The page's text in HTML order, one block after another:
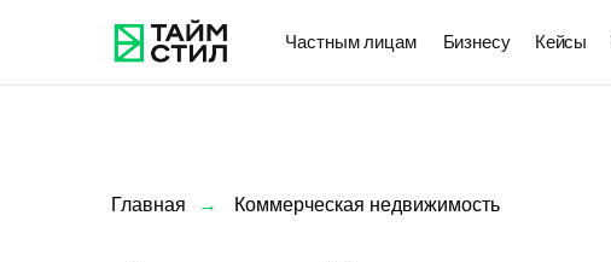
Частным лицам Кейсы
Бизнесу
Главная → Коммерческая недвижимость